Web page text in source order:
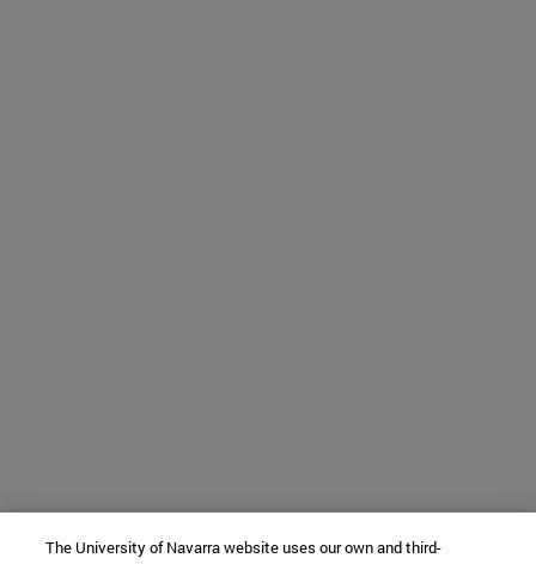
The University of Navarra website uses our own and third-